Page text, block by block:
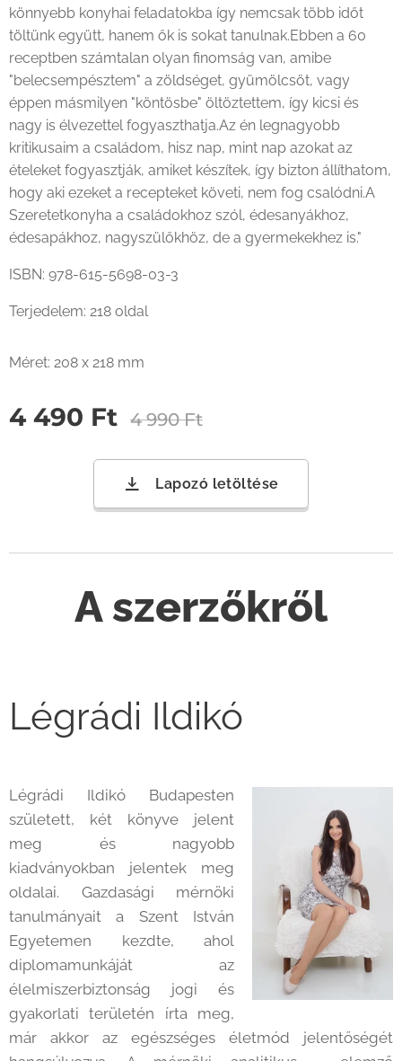
könnyebb konyhai feladatokba így nemcsak több időt
töltünk együtt, hanem ők is sokat tanulnak.Ebben a 60
receptben számtalan olyan finomság van, amibe
"belecsempésztem" a zöldséget, gyümölcsöt, vagy
éppen másmilyen "köntösbe" öltöztettem, így kicsi és
nagy is élvezettel fogyaszthatja.Az én legnagyobb
kritikusaim a családom, hisz nap, mint nap azokat az
ételeket fogyasztják, amiket készítek, így bizton állíthatom,
hogy aki ezeket a recepteket követi, nem fog csalódni.A
Szeretetkonyha a családokhoz szól, édesanyákhoz,
édesapákhoz, nagyszülőkhöz, de a gyermekekhez is."
ISBN: 978-615-5698-03-3
Terjedelem: 218 oldal
Méret: 208 x 218 mm
4 490 Ft 4 990Ft
Lapozó letöltése
A szerzőkről
Légrádi Ildikó
Légrádi Ildikó Budapesten
született, két könyve jelent
meg és nagyobb
kiadványokban jelentek meg
oldalai. Gazdasági mérnöki
tanulmányait a Szent István
Egyetemen kezdte, ahol
diplomamunkáját az
élelmiszerbiztonság jogi és
gyakorlati területén írta meg,
már akkor az egészséges életmód jelentőségét